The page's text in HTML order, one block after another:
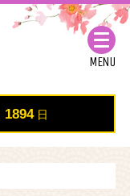
MENU
1894日